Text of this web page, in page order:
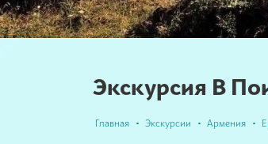
Экскурсия В
Главная Экскурсии Армения